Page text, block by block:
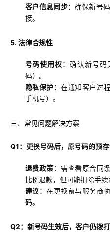
客户信息同步：确保新号
接。
5. 法律合规性
号码使用权：确认新号码
码）。
隐私保护：在通知客户过
手机号）。
三、常见问题解决方案
Q1：更换号码后，原号码的预存
退费政策：需查看原合同
比例退款，但可能扣除手续
建议：在更换前与服务商
码。
Q2：新号码生效后，客户仍拨打